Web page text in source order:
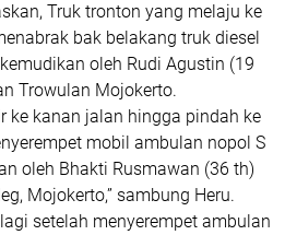
Truk tronton yang melaju ke
bak belakang truk diesel
oleh Rudi Agustin (19
Trowulan Mojokerto.
ke kanan jalan hingga pindah ke
mobil ambulan nopol S
oleh Bhakti Rusmawan (36 th)
Mojokerto,” sambung Heru.
setelah menyerempet ambulan